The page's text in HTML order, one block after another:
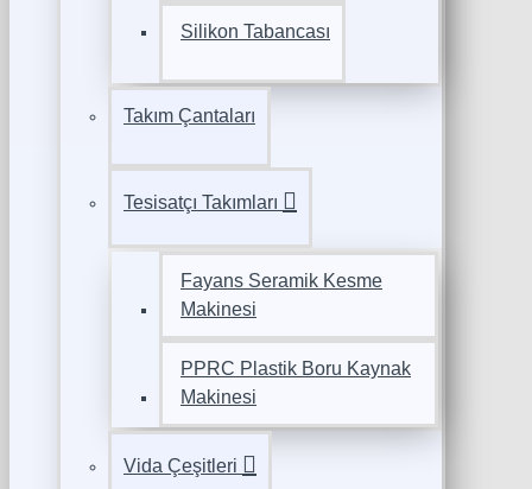
Silikon Tabancası
Takım Çantaları
Tesisatçı Takımları
Fayans Seramik Kesme
Makinesi
PPRC Plastik Boru Kaynak
Makinesi
Vida Çeşitleri